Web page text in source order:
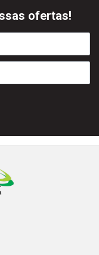
ofertas!